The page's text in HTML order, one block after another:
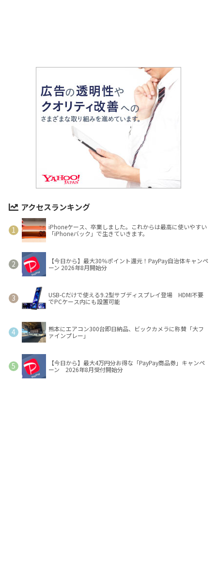
アクセスランキング
iPhoneケース、卒業しました。これからは最高に使いやすい
「iPhoneバック」で生きていきます。
【今日から】最大30％ポイント還元！PayPay自治体キャンペ
ーン 2026年8月開始分
USB-Cだけで使える9.2型サブディスプレイ登場 HDMI不要
でPCケース内にも設置可能
熊本にエアコン300台即日納品、ビックカメラに称賛「大フ
ァインプレー」
【今日から】最大4万円分お得な「PayPay商品券」キャンペ
ーン 2026年8月受付開始分